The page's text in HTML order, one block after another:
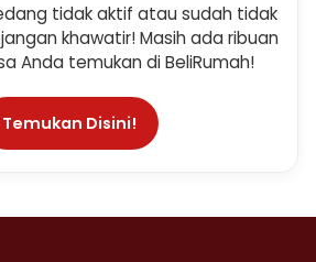
tidak aktif atau sudah tidak
khawatir! Masih ada ribuan
Anda temukan di BeliRumah!
Temukan Disini!